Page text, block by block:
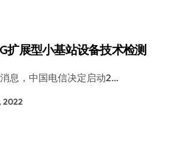
扩展型小基站设备技术检测
消息，中国电信决定启动2…
2022